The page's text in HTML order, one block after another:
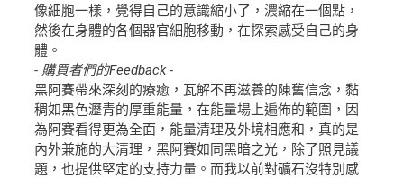
像細胞一樣，覺得自己的意識縮小了，濃縮在一個點，
然後在身體的各個器官細胞移動，在探索感受自己的身
體。
- 購買者們的Feedback -
黑阿賽帶來深刻的療癒，瓦解不再滋養的陳舊信念，黏
稠如黑色瀝青的厚重能量，在能量場上遍佈的範圍，因
為阿賽看得更為全面，能量清理及外境相應和，真的是
內外兼施的大清理，黑阿賽如同黑暗之光，除了照見議
題，也提供堅定的支持力量。而我以前對礦石沒特別感